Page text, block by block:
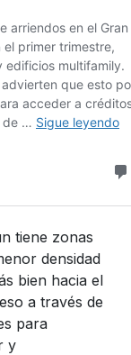
tiene zonas
densidad
bien hacia el
a través de
para
y